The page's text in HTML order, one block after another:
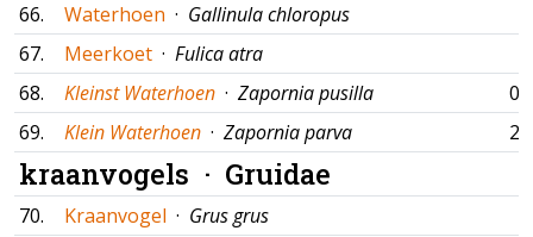
66.
Waterhoen · Gallinula chloropus
67.
Meerkoet · Fulica atra
68.
Kleinst Waterhoen · Zapornia pusilla
69.
Klein Waterhoen · Zapornia parva
kraanvogels · Gruidae
70. Kraanvogel · Grus grus